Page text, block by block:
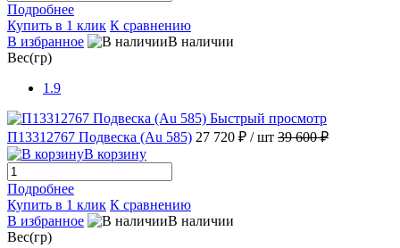
Подробнее
Купить в 1 клик К сравнению
В избранное
В наличии
Вес(гр)
1.9
Быстрый просмотр
П13312767 Подвеска (Au 585) 27 720 ₽ / шт 39 600 ₽
В корзину
Подробнее
Купить в 1 клик К сравнению
В избранное
В наличии
Вес(гр)